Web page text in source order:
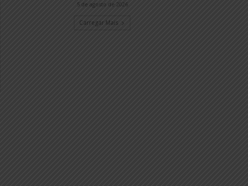
5 de agosto de 2026
Carregar Mais